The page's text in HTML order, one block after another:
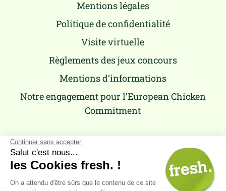
Mentions légales
Politique de confidentialité
Visite virtuelle
Règlements des jeux concours
Mentions d’informations
Notre engagement pour l’European Chicken
Commitment
Continuer sans accepter
Salut c'est nous...
les Cookies fresh. !
On a attendu d'être sûrs que le contenu de ce site